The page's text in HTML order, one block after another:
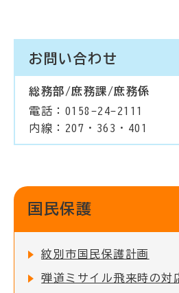
お問い合わせ
総務部/庶務課/庶務係
電話：0158-24-2111
内線：207・363・401
国民保護
紋別市国民保護計画
弾道ミサイル飛来時の対